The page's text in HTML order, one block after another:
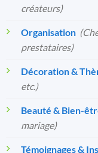
créateurs)
Organisation️
prestataires)
Décoration &
etc.)
Beauté & Bien-
mariage)
Témoignages &